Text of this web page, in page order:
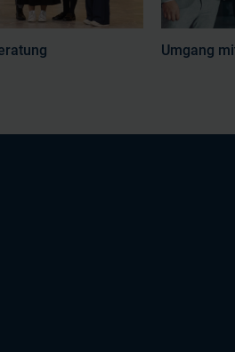
Umgang